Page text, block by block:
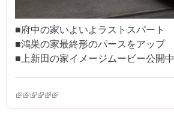
■府中の家いよいよラストスパート
■鴻巣の家最終形のパースをアップ
■上新田の家イメージムービー公開中
(link is external)
(link is external)
(link is external)
(link is external)
(link is external)
(link is external)